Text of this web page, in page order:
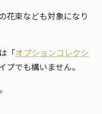
花束なども対象になり
「オプションコレクシ
プでも構いません。